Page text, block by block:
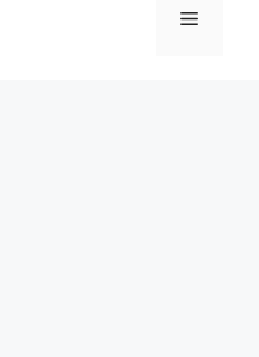
Menu